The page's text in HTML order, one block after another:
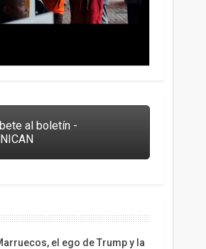
al boletín -
el ego de Trump y la